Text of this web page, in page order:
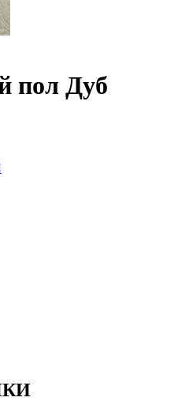
пол Дуб